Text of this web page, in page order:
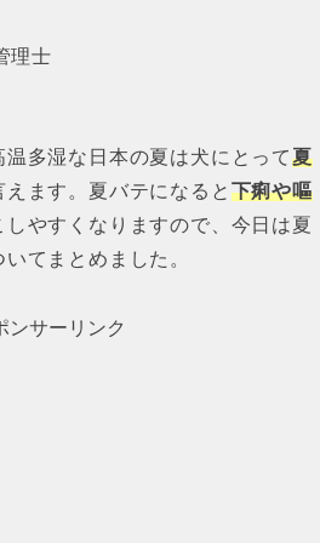
理士
多湿な日本の夏は犬にとって夏
えます。夏バテになると 下痢や嘔
やすくなりますので、今日は夏
てまとめました。
ンサーリンク